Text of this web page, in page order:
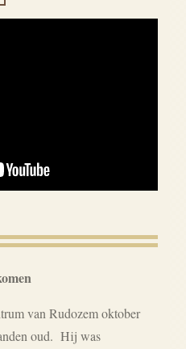
van Rudozem oktober
oud. Hij was